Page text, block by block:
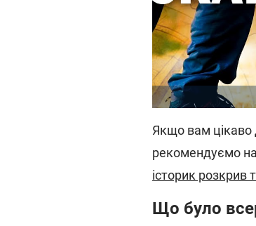
Якщо вам цікаво
рекомендуємо
історик
Що було